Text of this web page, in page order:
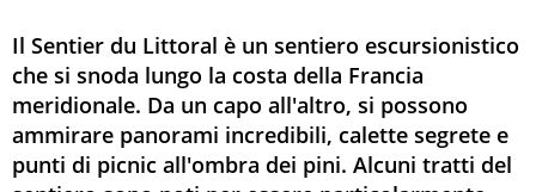
Il Sentier du Littoral è un sentiero escursionistico
che si snoda lungo la costa della Francia
meridionale. Da un capo all'altro, si possono
ammirare panorami incredibili, calette segrete e
punti di picnic all'ombra dei pini. Alcuni tratti del